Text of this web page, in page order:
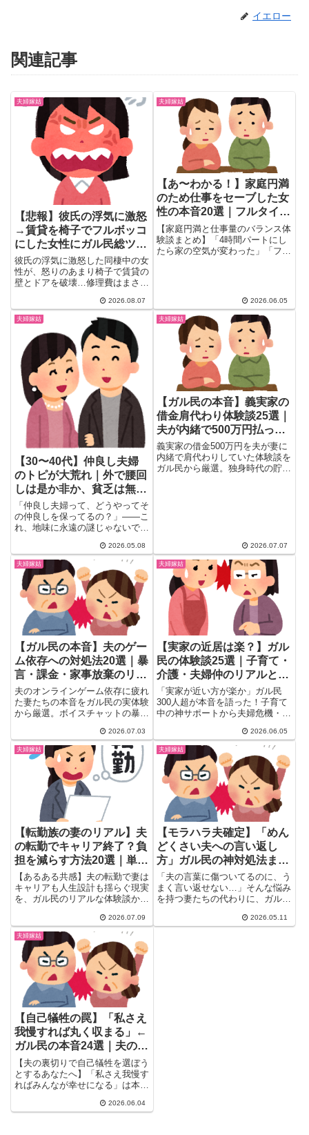
イエロー
関連記事
夫婦嫁姑
【悲報】彼氏の浮気に激怒
→賃貸を椅子でフルボッコ
にした女性にガル民総ツッ
コミｗｗｗ
彼氏の浮気に激怒した同棲中の女
性が、怒りのあまり椅子で賃貸の
壁とドアを破壊…修理費はまさか
に756件のコメントが殺到し、ガ
ル民は「異常」「気持ちはわか
る」で大激論。原状回復費用のリ
アルな相場と器物損壊のリスクも
徹底解説。
2026.08.07
夫婦嫁姑
【あ〜わかる！】家庭円満
のため仕事をセーブした女
性の本音20選｜フルタイム
やめて変わったこと
【家庭円満と仕事量のバランス体
験談まとめ】「4時間パートにし
たら家の空気が変わった」「フル
が変わった体験談を詳しく紹介し
ます。
2026.06.05
夫婦嫁姑
【30〜40代】仲良し夫婦
のトピが大荒れ｜外で腰回
しは是か非か、貧乏は無理
論争
「仲良し夫婦って、どうやってそ
の仲良しを保ってるの？」――こ
れ、地味に永遠の謎じゃないです
2026.05.08
夫婦嫁姑
【ガル民の本音】義実家の
借金肩代わり体験談25選｜
夫が内緒で500万円払って
いた衝撃実話
義実家の借金500万円を夫が妻に
内緒で肩代わりしていた体験談を
ガル民から厳選。独身時代の貯金
2026.07.07
夫婦嫁姑
【ガル民の本音】夫のゲー
ム依存への対処法20選｜暴
言・課金・家事放棄のリア
ル体験談
夫のオンラインゲーム依存に疲れ
た妻たちの本音をガル民の実体験
から厳選。ボイスチャットの暴
のリアルに加え、実際に効果があ
った対処法や話し合い方、離婚を
真剣に考えたきっかけまで一気に
チェックできる保存版まとめで
2026.07.03
夫婦嫁姑
【実家の近居は楽？】ガル
民の体験談25選｜子育て・
介護・夫婦仲のリアルと理
想の距離感
「実家が近い方が楽か」ガル民
300人超が本音を語った！子育て
中の神サポートから夫婦危機・介
トを体験談25選でまとめ。「ス
ープの冷めない距離」は車で何
分？ピーナッツ母娘の離婚リスク
も必見。
2026.06.05
夫婦嫁姑
【転勤族の妻のリアル】夫
の転勤でキャリア終了？負
担を減らす方法20選｜単身
赴任・お金の本音
【あるある共感】夫の転勤で妻は
キャリアも人生設計も揺らぐ現実
を、ガル民のリアルな体験談から
仕事・子どもへの影響まで転勤族
の妻が直面する本音を20選まと
めました。負担を減らすエリア職
制度や単身赴任の工夫、実際に使
える対処法も紹介します。
2026.07.09
夫婦嫁姑
【モラハラ夫確定】「めん
どくさい夫への言い返し
方」ガル民の神対処法まと
め｜「へぇー」2語シール
ドから離婚届まで
「夫の言葉に傷ついてるのに、う
まく言い返せない…」そんな悩み
を持つ妻たちの代わりに、ガル民
2026.05.11
夫婦嫁姑
【自己犠牲の罠】「私さえ
我慢すれば丸く収まる」←
ガル民の本音24選｜夫の浮
気後・再構築できない妻の
声
【夫の裏切りで自己犠牲を選ぼう
とするあなたへ】「私さえ我慢す
ればみんなが幸せになる」は本当
がい後に再構築した人・離婚した
2026.06.04